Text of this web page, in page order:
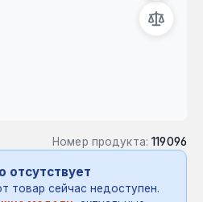
Номер продукта: 119096
отсутствует
товар сейчас недоступен.